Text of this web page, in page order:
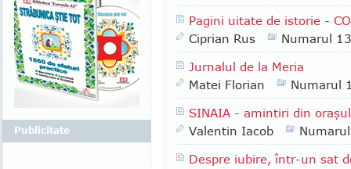
Pagini uitate de istorie -
Ciprian Rus
Numarul
Jurnalul de la Meria
Matei Florian
Numarul
SINAIA - amintiri din
Valentin Iacob
Despre iubire, într-un sat
Publicitate